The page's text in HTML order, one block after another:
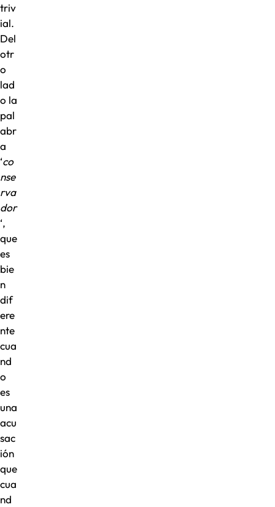
triv
ial.
Del
otr
o
lad
o la
pal
abr
a
‘co
nse
rva
dor
‘,
que
es
bie
n
dif
ere
nte
cua
nd
o
es
una
acu
sac
ión
que
cua
nd